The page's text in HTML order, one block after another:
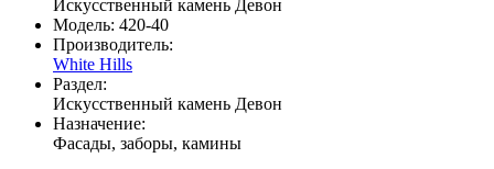
Искусственный камень Девон
Модель: 420-40
Производитель:
White Hills
Раздел:
Искусственный камень Девон
Назначение:
Фасады, заборы, камины